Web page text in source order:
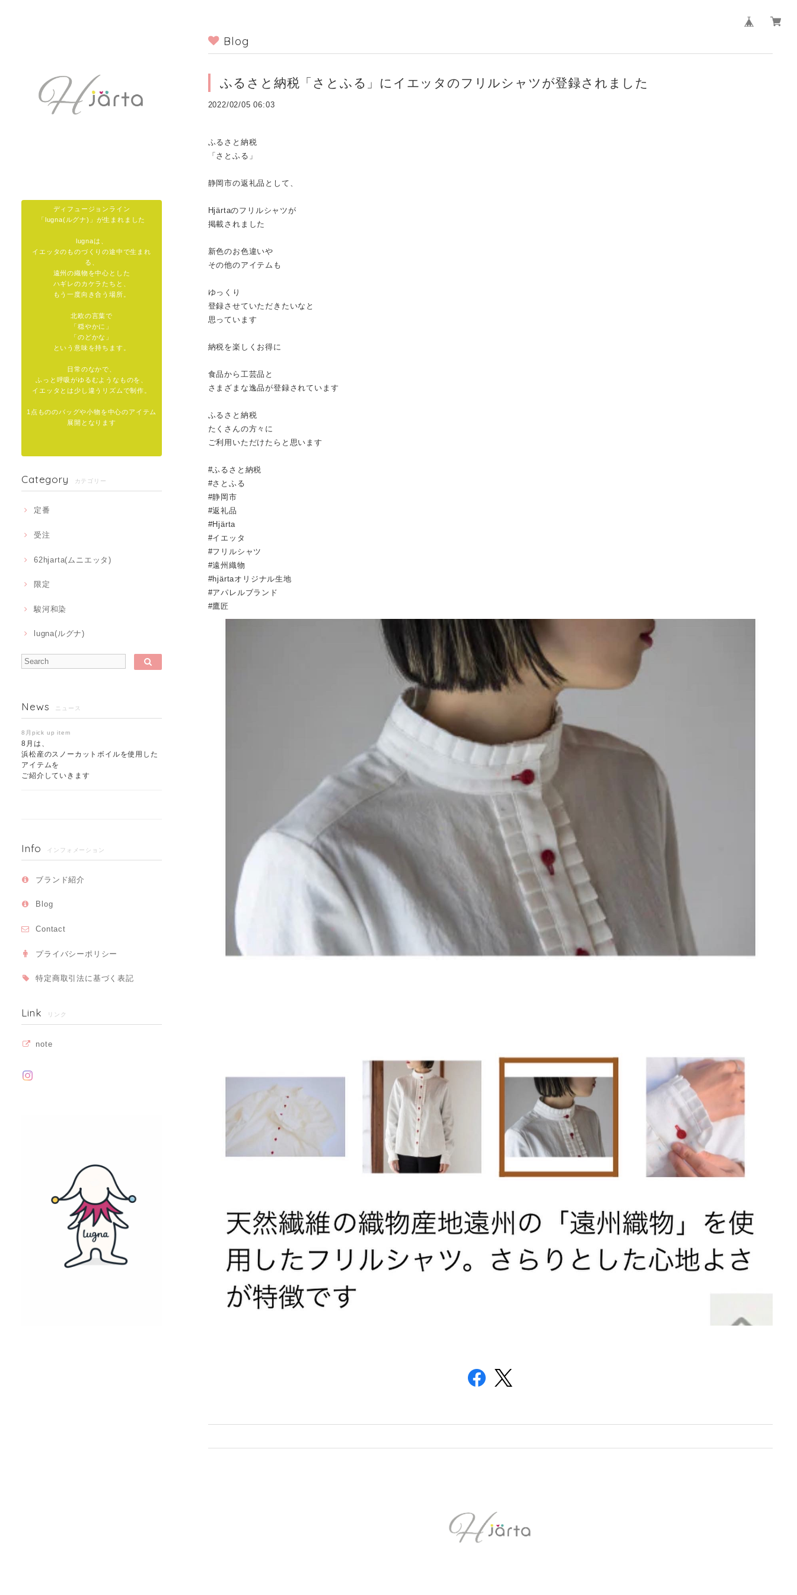
ディフュージョンライン
「lugna(ルグナ)」が生まれました
lugnaは、
イエッタのものづくりの途中で生まれ
る、
遠州の織物を中心とした
ハギレのカケラたちと、
もう一度向き合う場所。
北欧の言葉で
「穏やかに」
「のどかな」
という意味を持ちます。
日常のなかで、
ふっと呼吸がゆるむようなものを、
イエッタとは少し違うリズムで制作。
1点もののバッグや小物を中心のアイテム
展開となります
Category カテゴリー
定番
受注
62hjarta(ムニエッタ)
限定
駿河和染
lugna(ルグナ)
News ニュース
8月pick up item
8月は、
浜松産のスノーカットボイルを使用した
アイテムを
ご紹介していきます
Info インフォメーション
ブランド紹介
Blog
Contact
プライバシーポリシー
特定商取引法に基づく表記
Link リンク
note
Blog
ふるさと納税「さとふる」にイエッタのフリルシャツが登録されました
2022/02/05 06:03
ふるさと納税
「さとふる」
静岡市の返礼品として、
Hjärtaのフリルシャツが
掲載されました
新色のお色違いや
その他のアイテムも
ゆっくり
登録させていただきたいなと
思っています
納税を楽しくお得に
食品から工芸品と
さまざまな逸品が登録されています
ふるさと納税
たくさんの方々に
ご利用いただけたらと思います
#ふるさと納税
#さとふる
#静岡市
#返礼品
#Hjärta
#イエッタ
#フリルシャツ
#遠州織物
#hjärtaオリジナル生地
#アパレルブランド
#鷹匠